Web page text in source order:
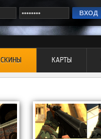
СКИНЫ КАРТЫ